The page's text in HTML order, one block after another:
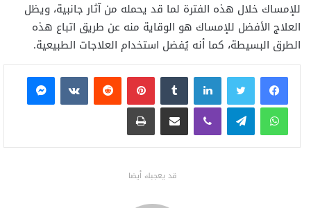
للإمساك خلال هذه الفترة لما قد يحمله من آثار جانبية، ويظل
العلاج الأفضل للإمساك هو الوقاية منه عن طريق اتباع هذه
الطرق البسيطة، كما أنه يُفضل استخدام العلاجات الطبيعية.
فيسبوكتويتر لينكدإن بينتيريست
ماسنجر
واتساب تيلقرام ڤايبر مشاركة عبر البريد طباعة
قد يعجبك أيضا